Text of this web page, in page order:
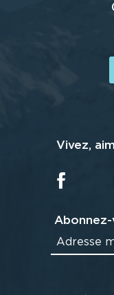
Vivez,